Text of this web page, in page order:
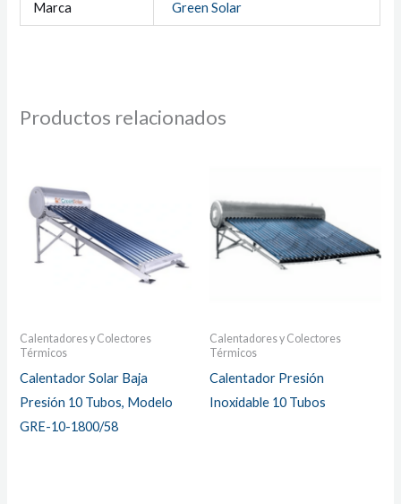
Marca Green Solar
Productos relacionados
Calentadores y Colectores
Térmicos
Calentador Solar Baja
Presión 10 Tubos, Modelo
GRE-10-1800/58
Calentadores y Colectores
Térmicos
Calentador Presión
Inoxidable 10 Tubos